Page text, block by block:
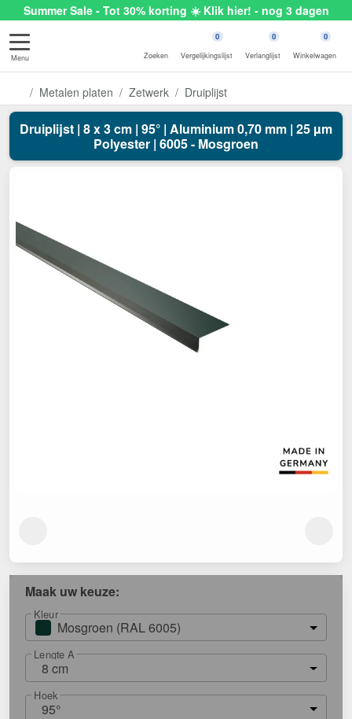
Summer Sale - Tot 30% korting ☀️ Klik hier! - nog 3 dagen
Menu Zoeken
0
Vergelijkingslijst
0
Verlanglijst
0
Winkelwagen
Metalen platen Zetwerk Druiplijst
Druiplijst | 8 x 3 cm | 95° | Aluminium 0,70 mm | 25 µm
Polyester | 6005 - Mosgroen
Maak uw keuze:
Kleur
Mosgroen (RAL 6005)
Lengte A
8 cm
Hoek
95°